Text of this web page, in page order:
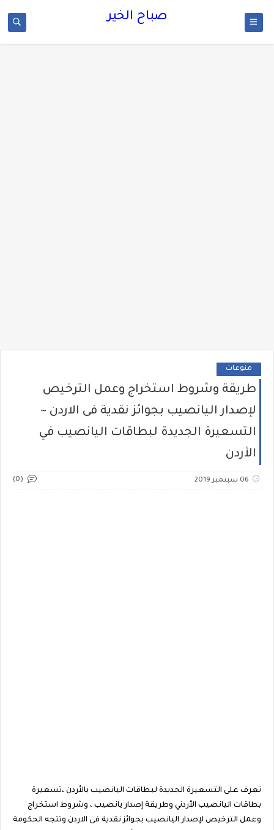
صباح الخير
منوعات
طريقة وشروط استخراج وعمل الترخيص
لإصدار اليانصيب بجوائز نقدية فى الاردن ~
التسعيرة الجديدة لبطاقات اليانصيب في
الأردن
06 سبتمبر 2019 (0)
تعرف على التسعيرة الجديدة لبطاقات اليانصيب بالأردن ،تسعيرة
بطاقات اليانصيب الأردني وطريقة إصدار يانصيب ، وشروط استخراج
وعمل الترخيص لإصدار اليانصيب بجوائز نقدية فى الاردن وتتجه الحكومة